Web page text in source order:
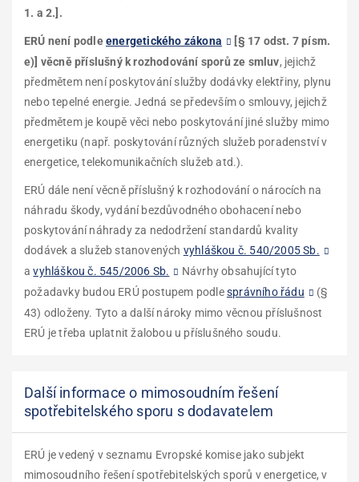
1. a 2.] .
ERÚ není podleenergetického zákona [§ 17 odst. 7 písm.
e)] věcně příslušný k rozhodování sporů ze smluv, jejichž
předmětem není poskytování služby dodávky elektřiny, plynu
nebo tepelné energie. Jedná se především o smlouvy, jejichž
předmětem je koupě věci nebo poskytování jiné služby mimo
energetiku (např. poskytování různých služeb poradenství v
energetice, telekomunikačních služeb atd.).
ERÚ dále není věcně příslušný k rozhodování o nárocích na
náhradu škody, vydání bezdůvodného obohacení nebo
poskytování náhrady za nedodržení standardů kvality
dodávek a služeb stanovených vyhláškou č. 540/2005 Sb.
avyhláškou č. 545/2006 Sb.
Návrhy obsahující tyto
požadavky budou ERÚ postupem podlesprávního řádu
(§
43) odloženy. Tyto a další nároky mimo věcnou příslušnost
ERÚ je třeba uplatnit žalobou u příslušného soudu.
Další informace o mimosoudním řešení
spotřebitelského sporu s dodavatelem
ERÚ je vedený v seznamu Evropské komise jako subjekt
mimosoudního řešení spotřebitelských sporů v energetice, v